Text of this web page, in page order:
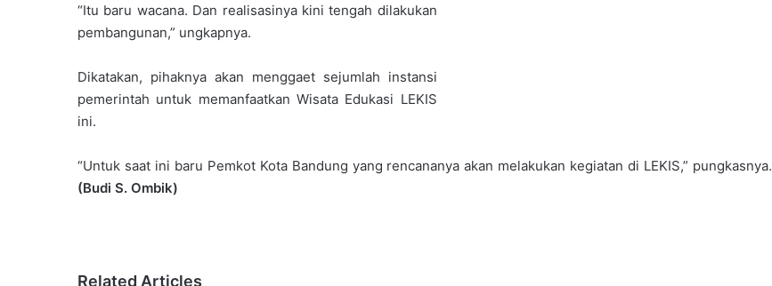
“Itu baru wacana. Dan realisasinya kini tengah dilakukan
pembangunan,” ungkapnya.
Dikatakan, pihaknya akan menggaet sejumlah instansi
pemerintah untuk memanfaatkan Wisata Edukasi LEKIS
ini.
“Untuk saat ini baru Pemkot Kota Bandung yang rencananya akan melakukan kegiatan di LEKIS,” pungkasnya.
(Budi S. Ombik)
Related Articles